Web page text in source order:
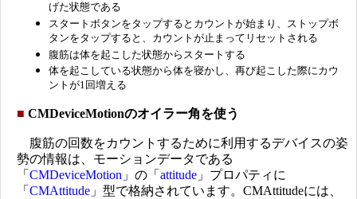
げた状態である
スタートボタンをタップするとカウントが始まり、ストップボ
タンをタップすると、カウントが止まってリセットされる
腹筋は体を起こした状態からスタートする
体を起こしている状態から体を寝かし、再び起こした際にカウ
ントが1回増える
■ CMDeviceMotionのオイラー角を使う
腹筋の回数をカウントするために利用するデバイスの姿
勢の情報は、モーションデータである
「 CMDeviceMotion 」の「 attitude 」プロパティに
「 CMAttitude 」型で格納されています。CMAttitudeには、